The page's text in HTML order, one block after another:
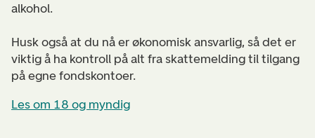
alkohol.
Husk også at du nå er økonomisk ansvarlig, så det er
viktig å ha kontroll på alt fra skattemelding til tilgang
på egne fondskontoer.
Les om 18 og myndig